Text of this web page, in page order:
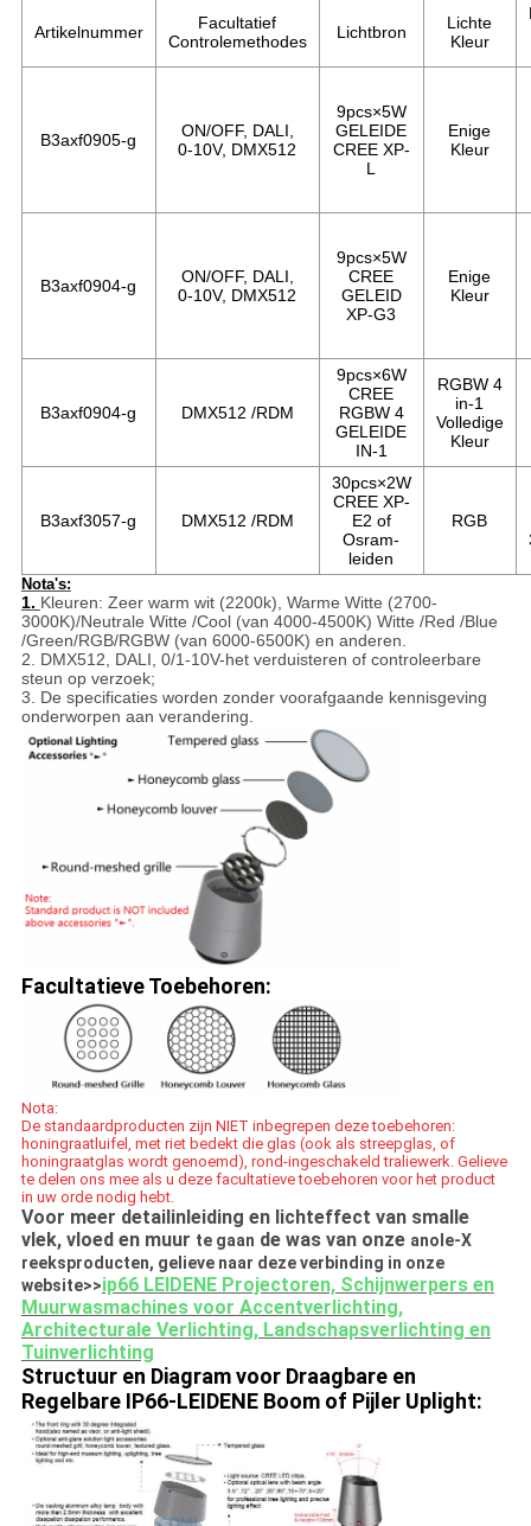
Artikelnummer
Facultatief
Controlemethodes
Lichtbron
Lichte
Kleur
B3axf0905-g
ON/OFF, DALI,
0-10V, DMX512
9pcs×5W
GELEIDE
CREE XP-
L
Enige
Kleur
B3axf0904-g
ON/OFF, DALI,
0-10V, DMX512
9pcs×5W
CREE
GELEID
XP-G3
Enige
Kleur
B3axf0904-g DMX512 /RDM
9pcs×6W
CREE
RGBW 4
GELEIDE
IN-1
RGBW 4
in-1
Volledige
Kleur
B3axf3057-g DMX512 /RDM
30pcs×2W
CREE XP-
E2 of
Osram-
leiden
RGB
Nota's:
1. Kleuren: Zeer warm wit (2200k), Warme Witte (2700-
3000K)/Neutrale Witte /Cool (van 4000-4500K) Witte /Red /Blue
/Green/RGB/RGBW (van 6000-6500K) en anderen.
2. DMX512, DALI, 0/1-10V-het verduisteren of controleerbare
steun op verzoek;
3. De specificaties worden zonder voorafgaande kennisgeving
onderworpen aan verandering.
Facultatieve Toebehoren:
Nota:
De standaardproducten zijn NIET inbegrepen deze toebehoren:
honingraatluifel, met riet bedekt die glas (ook als streepglas, of
honingraatglas wordt genoemd), rond-ingeschakeld traliewerk. Gelieve
te delen ons mee als u deze facultatieve toebehoren voor het product
in uw orde nodig hebt.
Voor meer detailinleiding en lichteffect van smalle
vlek, vloed en muur te gaan de was van onze anole-X
reeksproducten, gelieve naar deze verbinding in onze
website>>ip66 LEIDENE Projectoren, Schijnwerpers en
Muurwasmachines voor Accentverlichting,
Architecturale Verlichting, Landschapsverlichting en
Tuinverlichting
Structuur en Diagram voor Draagbare en
Regelbare IP66-LEIDENE Boom of Pijler Uplight: